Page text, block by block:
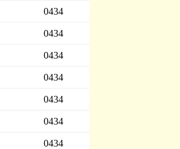
0434
0434
0434
0434
0434
0434
0434